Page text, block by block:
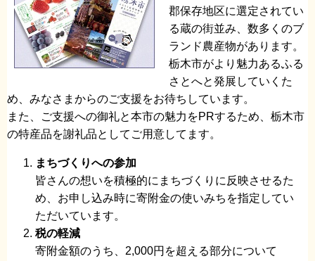
郡保存地区に選定されてい
る蔵の街並み、数多くのブ
ランド農産物があります。
栃木市がより魅力あるふる
さとへと発展していくた
め、みなさまからのご支援をお待ちしています。
また、ご支援への御礼と本市の魅力をPRするため、栃木市
の特産品を謝礼品としてご用意してます。
まちづくりへの参加
皆さんの想いを積極的にまちづくりに反映させるた
め、お申し込み時に寄附金の使いみちを指定してい
ただいています。
税の軽減
寄附金額のうち、2,000円を超える部分について